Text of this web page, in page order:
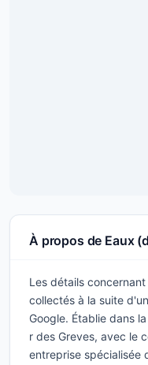
À propos de Eaux
Les détails
collectés à la suite
Google. Établie dans
r des Greves, avec le
entreprise spécialisée